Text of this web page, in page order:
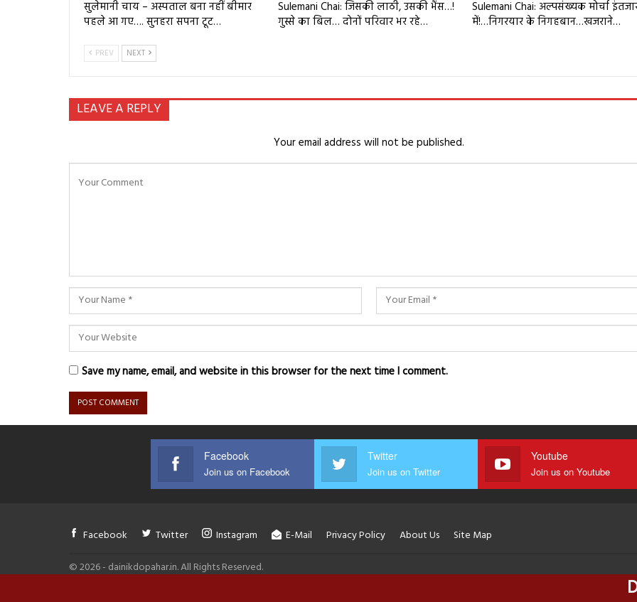
सुलेमानी चाय – अस्पताल बना नहीं बीमार
पहले आ गए…. सुनहरा सपना टूट…
Sulemani Chai: जिसकी लाठी, उसकी भैंस…!
गुस्से का बिल… दोनों परिवार भर रहे…
Sulemani Chai: अल्पसंख्यक मोर्चा
में!…निगरयार के निगहबान…खजराने…
PREV NEXT
LEAVE A REPLY
Your email address will not be published.
Save my name, email, and website in this browser for the next time I comment.
Facebook
Join us on Facebook
Twitter
Join us on Twitter
Youtube
Join us on Youtube
Facebook Twitter Instagram E-Mail Privacy Policy About Us
Site Map
© 2026 - dainikdopahar.in. All Rights Reserved.